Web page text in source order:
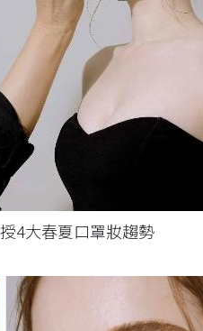
4大春夏口罩妝趨勢